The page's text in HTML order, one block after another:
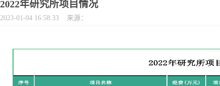
2022年研究所项目情况
2023-01-04 16:58:33 来源：